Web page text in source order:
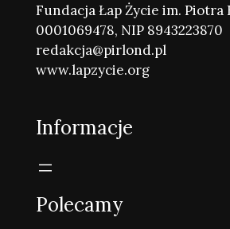
Fundacja Łap Życie im. Piotra
0001069478, NIP 8943223870
redakcja@pirlond.pl
www.lapzycie.org
Informacje
Polecamy